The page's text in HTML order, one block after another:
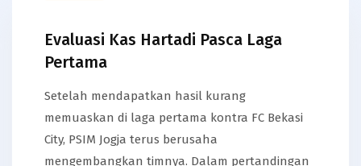
Evaluasi Kas Hartadi Pasca Laga
Pertama
Setelah mendapatkan hasil kurang
memuaskan di laga pertama kontra FC Bekasi
City, PSIM Jogja terus berusaha
mengembangkan timnya. Dalam pertandingan